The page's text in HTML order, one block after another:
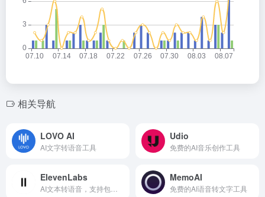
相关导航
LOVO AI
AI文字转语音工具
Udio
免费的AI音乐创作工具
ElevenLabs MemoAI
免费的AI语音转文字工具